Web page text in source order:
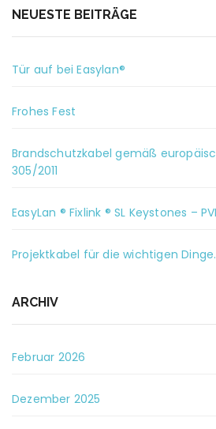
NEUESTE BEITRÄGE
Tür auf bei Easylan®
Frohes Fest
Brandschutzkabel gemäß
305/2011
EasyLan ® Fixlink ® SL Keystones –
Projektkabel für die wichtigen Dinge.
ARCHIV
Februar 2026
Dezember 2025